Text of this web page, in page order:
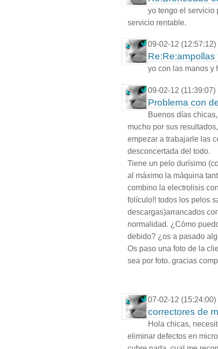
yo tengo el servicio
servicio rentable.
09-02-12 (12:57:12)
Re:Re:ampollas
yo con las manos y
09-02-12 (11:39:07)
Problema con
Buenos días
mucho por sus
empezar a trabajarle las
desconcertada del todo.
Tiene un pelo durísimo
al máximo la máquina
combino la electrolisis
folículo!! todos los pelos
descargas)arrancados
normalidad. ¿Cómo
debido? ¿os a pasado
Os paso una foto de la
sea por foto. gracias
07-02-12 (15:24:00)
correctores de
Hola chicas,
eliminar defectos en